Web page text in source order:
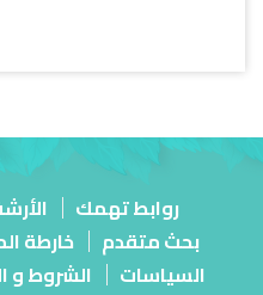
روابط تهمك
بحث متقدم
خارطة
السياسات
الشروط و